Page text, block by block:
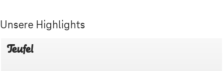
Unsere Highlights